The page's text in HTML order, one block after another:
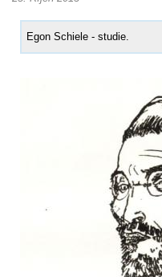
Egon Schiele - studie.